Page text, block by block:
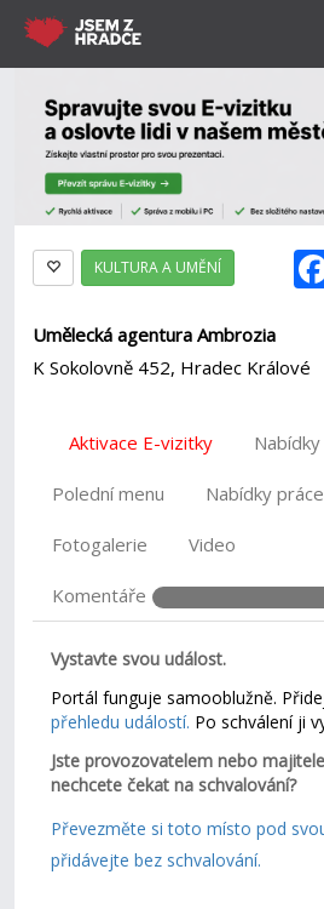
KULTURA A UMĚNÍ
Umělecká agentura Ambrozia
K Sokolovně 452, Hradec Králové
Aktivace E-vizitky
Polední menu Nabídky práce
Fotogalerie Video
Komentáře
Vystavte svou událost.
Portál funguje samooblužně.
přehledu událostí. Po schválení ji
Jste provozovatelem nebo
nechcete čekat na schvalování?
Převezměte si toto místo pod
přidávejte bez schvalování.